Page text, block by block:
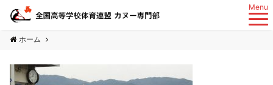
Menu
ホーム